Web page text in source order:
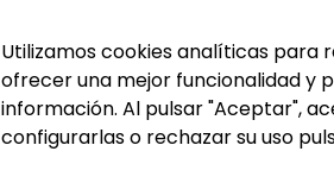
Utilizamos cookies analíticas para
ofrecer una mejor funcionalidad y
información. Al pulsar "Aceptar",
configurarlas o rechazar su uso